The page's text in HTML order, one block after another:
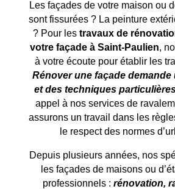
Les façades de votre maison ou
sont fissurées ? La peinture
? Pour lestravaux de
votre façade à Saint-Paulien,
à votre écoute pour établir les
Rénover une façade demande
et des techniques
appel à nos services de
assurons un travail dans les
le respect des normes
Depuis plusieurs années, nos
les façades de maisons ou
professionnels : rénovation,